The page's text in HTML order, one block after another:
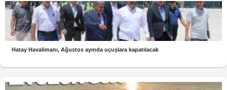
Hatay Havalimanı, Ağustos ayında uçuşlara kapatılacak